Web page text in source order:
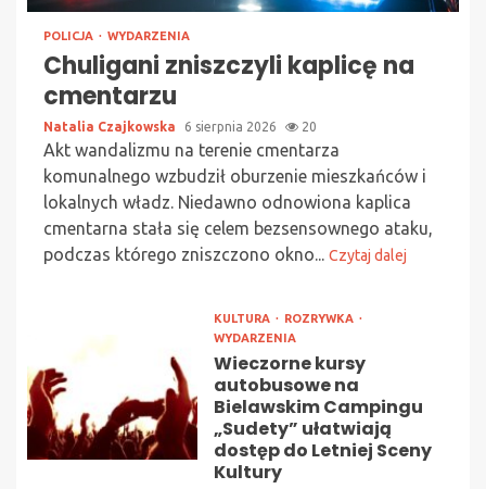
POLICJA WYDARZENIA
Chuligani zniszczyli kaplicę na
cmentarzu
Natalia Czajkowska 6 sierpnia 2026 20
Akt wandalizmu na terenie cmentarza
komunalnego wzbudził oburzenie mieszkańców i
lokalnych władz. Niedawno odnowiona kaplica
cmentarna stała się celem bezsensownego ataku,
podczas którego zniszczono okno... Czytaj dalej
KULTURA
ROZRYWKA
WYDARZENIA
Wieczorne kursy
autobusowe na
Bielawskim Campingu
„Sudety” ułatwiają
dostęp do Letniej Sceny
Kultury